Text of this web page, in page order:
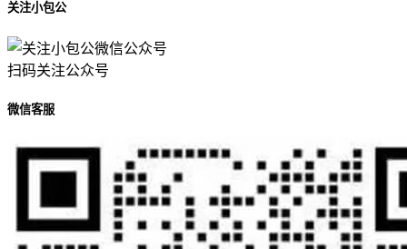
关注小包公
扫码关注公众号
微信客服